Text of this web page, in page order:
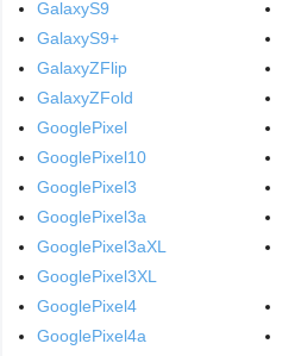
GalaxyS9
GalaxyS9+
GalaxyZFlip
GalaxyZFold
GooglePixel
GooglePixel10
GooglePixel3
GooglePixel3a
GooglePixel3aXL
GooglePixel3XL
GooglePixel4
GooglePixel4a